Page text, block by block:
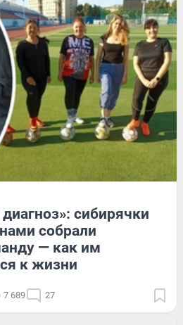
сибирячки
собрали
— как им
к жизни
7 689 27